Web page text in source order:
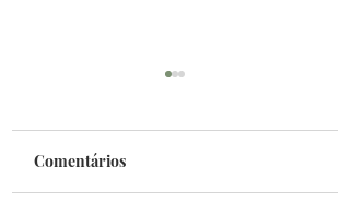
Comentários